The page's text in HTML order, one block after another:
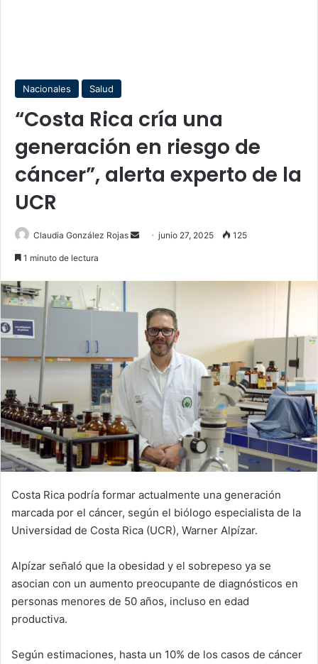
Nacionales Salud
“Costa Rica cría una
generación en riesgo de
cáncer”, alerta experto de la
UCR
Claudia González Rojas
Sendjunio 27, 2025 125
1 minuto de lectura
Costa Rica podría formar actualmente una generación
marcada por el cáncer, según el biólogo especialista de la
Universidad de Costa Rica (UCR), Warner Alpízar.
Alpízar señaló que la obesidad y el sobrepeso ya se
asocian con un aumento preocupante de diagnósticos en
personas menores de 50 años, incluso en edad
productiva.
Según estimaciones, hasta un 10% de los casos de cáncer